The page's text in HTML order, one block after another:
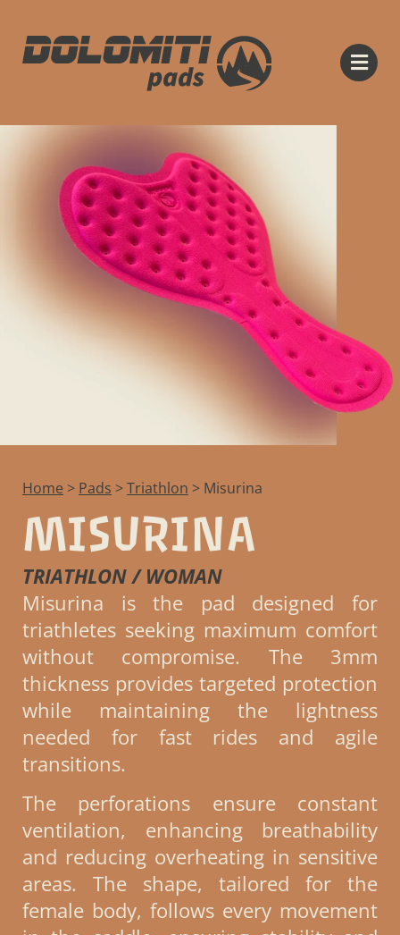
Home > Pads >Triathlon > Misurina
MISURINA
TRIATHLON / WOMAN
Misurina is the pad designed for
triathletes seeking maximum comfort
without compromise. The 3mm
thickness provides targeted protection
while maintaining the lightness
needed for fast rides and agile
transitions.
The perforations ensure constant
ventilation, enhancing breathability
and reducing overheating in sensitive
areas. The shape, tailored for the
female body, follows every movement